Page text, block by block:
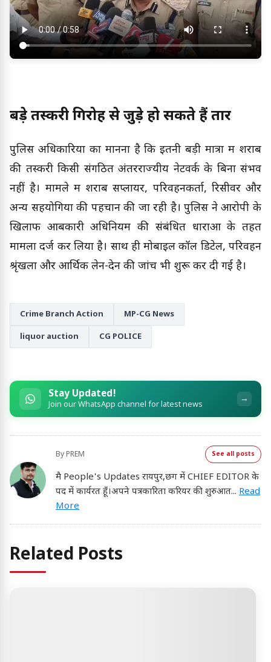
बड़े तस्करी गिरोह से जुड़े हो सकते हैं तार
पुलिस अधिकारियों का मानना है कि इतनी बड़ी मात्रा में शराब
की तस्करी किसी संगठित अंतरराज्यीय नेटवर्क के बिना संभव
नहीं है। मामले में शराब सप्लायर, परिवहनकर्ता, रिसीवर और
अन्य सहयोगियों की पहचान की जा रही है। पुलिस ने आरोपी के
खिलाफ आबकारी अधिनियम की संबंधित धाराओं के तहत
मामला दर्ज कर लिया है। साथ ही मोबाइल कॉल डिटेल, परिवहन
श्रृंखला और आर्थिक लेन-देन की जांच भी शुरू कर दी गई है।
Crime Branch Action MP-CG News
liquor auction CG POLICE
Stay Updated!
Join our WhatsApp channel for latest news →
By PREM See all posts
मै People's Updates रायपुर,छग में CHIEF EDITOR के
पद में कार्यरत हूँ।अपने पत्रकारिता करियर की शुरुआत... Read
More
Related Posts